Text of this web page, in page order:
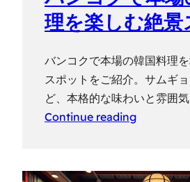
理を楽しむ絶景
バンコクで本場の韓国料理
スポットをご紹介。サムギ
ど、本格的な味わいと雰囲
Continue reading